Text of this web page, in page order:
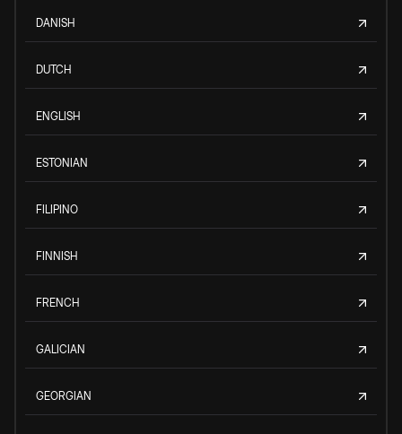
DANISH
DUTCH
ENGLISH
ESTONIAN
FILIPINO
FINNISH
FRENCH
GALICIAN
GEORGIAN